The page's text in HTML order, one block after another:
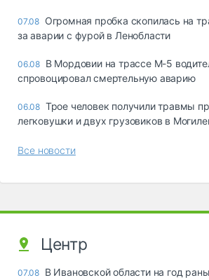
07.08 Огромная пробка скопилась на
за аварии с фурой в Ленобласти
06.08 В Мордовии на трассе М-5
спровоцировал смертельную аварию
06.08 Трое человек получили травмы
легковушки и двух грузовиков в
Все новости
Центр
07.08 В Ивановской области на год